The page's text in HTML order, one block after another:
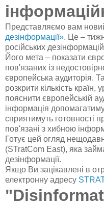
Представляємо вам
дезінформації». Це –
російських
Його мета – показати
пов'язаних із
європейська аудиторія.
розкрити кількість
пояснити європейській
інформація
сприятимуть готовності
пов'язані з хибною
Готує цей огляд
(STratCom East), яка
дезінформації.
Якщо Ви зацікавлені в
електронну адресу